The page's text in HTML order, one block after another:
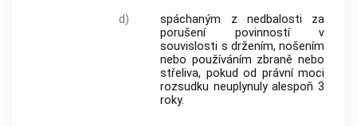
d)
spáchaným z nedbalosti za
porušení povinností v
souvislosti s držením, nošením
nebo používáním zbraně nebo
střeliva, pokud od právní moci
rozsudku neuplynuly alespoň 3
roky.